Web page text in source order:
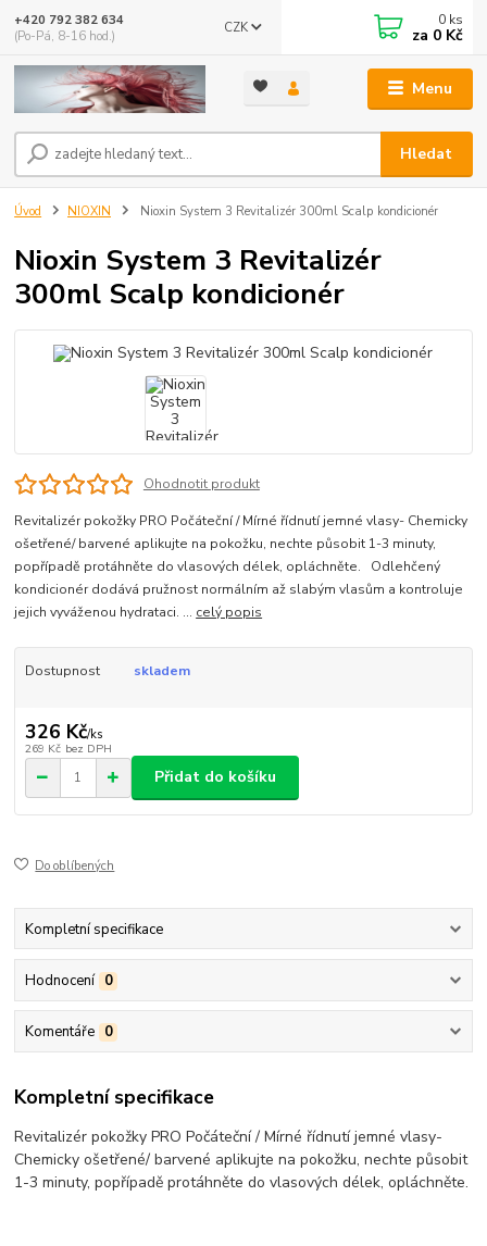
Menu
CZK
Hledat
+420 792 382 634
(Po-Pá, 8-16 hod.)
0 ks
za 0 Kč
Úvod NIOXIN Nioxin System 3 Revitalizér 300ml Scalp kondicionér
Nioxin System 3 Revitalizér
300ml Scalp kondicionér
Ohodnotit produkt
Revitalizér pokožky PRO Počáteční / Mírné řídnutí jemné vlasy- Chemicky
ošetřené/ barvené aplikujte na pokožku, nechte působit 1-3 minuty,
popřípadě protáhněte do vlasových délek, opláchněte. Odlehčený
kondicionér dodává pružnost normálním až slabým vlasům a kontroluje
jejich vyváženou hydrataci. ... celý popis
Dostupnost skladem
326 Kč/ks
269 Kč bez DPH
Přidat do košíku
Do oblíbených
Kompletní specifikace
Hodnocení 0
Komentáře 0
Kompletní specifikace
Revitalizér pokožky PRO Počáteční / Mírné řídnutí jemné vlasy-
Chemicky ošetřené/ barvené aplikujte na pokožku, nechte působit
1-3 minuty, popřípadě protáhněte do vlasových délek, opláchněte.